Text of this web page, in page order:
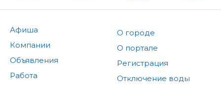
Афиша
Компании
Объявления
Работа
О городе
О портале
Регистрация
Отключение воды